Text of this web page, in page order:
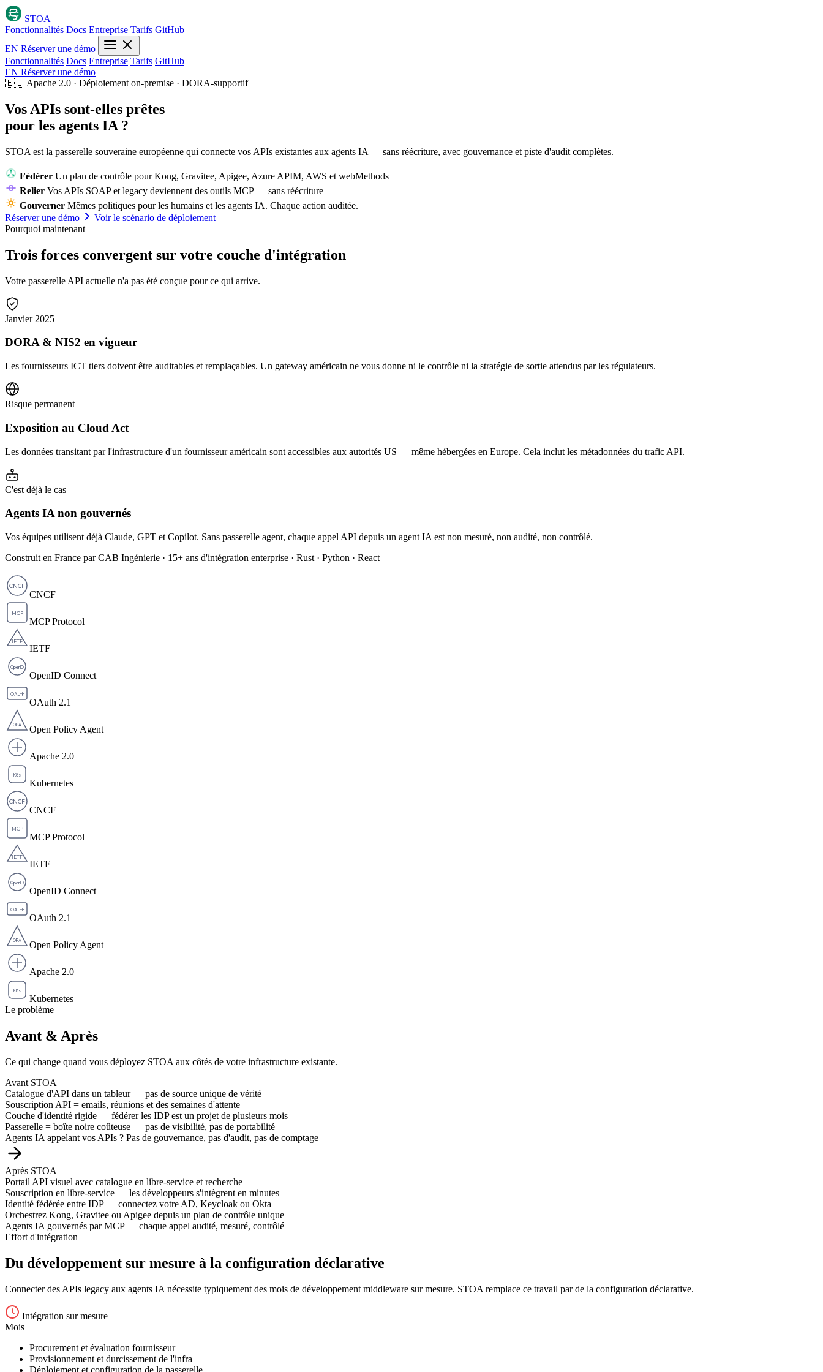
STOA
Fonctionnalités Docs Entreprise Tarifs GitHub
EN Réserver une démo
Fonctionnalités Docs Entreprise Tarifs GitHub
EN Réserver une démo
🇪🇺 Apache 2.0 · Déploiement on-premise · DORA-supportif
Vos APIs sont-elles prêtes
pour les agents IA ?
STOA est la passerelle souveraine européenne qui connecte vos APIs existantes aux agents IA — sans réécriture, avec gouvernance et piste d'audit complètes.
Fédérer Un plan de contrôle pour Kong, Gravitee, Apigee, Azure APIM, AWS et webMethods
Relier Vos APIs SOAP et legacy deviennent des outils MCP — sans réécriture
Gouverner Mêmes politiques pour les humains et les agents IA. Chaque action auditée.
Réserver une démo
Voir le scénario de déploiement
Pourquoi maintenant
Trois forces convergent sur votre couche d'intégration
Votre passerelle API actuelle n'a pas été conçue pour ce qui arrive.
Janvier 2025
DORA & NIS2 en vigueur
Les fournisseurs ICT tiers doivent être auditables et remplaçables. Un gateway américain ne vous donne ni le contrôle ni la stratégie de sortie attendus par les régulateurs.
Risque permanent
Exposition au Cloud Act
Les données transitant par l'infrastructure d'un fournisseur américain sont accessibles aux autorités US — même hébergées en Europe. Cela inclut les métadonnées du trafic API.
C'est déjà le cas
Agents IA non gouvernés
Vos équipes utilisent déjà Claude, GPT et Copilot. Sans passerelle agent, chaque appel API depuis un agent IA est non mesuré, non audité, non contrôlé.
Construit en France par CAB Ingénierie · 15+ ans d'intégration enterprise · Rust · Python · React
CNCF
CNCF
MCP
MCP Protocol
IETF
IETF
OpenID
OpenID Connect
OAuth
OAuth 2.1
OPA Open Policy Agent
Apache 2.0
K8s
Kubernetes
CNCF
CNCF
MCP
MCP Protocol
IETF
IETF
OpenID
OpenID Connect
OAuth
OAuth 2.1
OPA Open Policy Agent
Apache 2.0
K8s
Kubernetes
Le problème
Avant & Après
Ce qui change quand vous déployez STOA aux côtés de votre infrastructure existante.
Avant STOA
Catalogue d'API dans un tableur — pas de source unique de vérité
Souscription API = emails, réunions et des semaines d'attente
Couche d'identité rigide — fédérer les IDP est un projet de plusieurs mois
Passerelle = boîte noire coûteuse — pas de visibilité, pas de portabilité
Agents IA appelant vos APIs ? Pas de gouvernance, pas d'audit, pas de comptage
Après STOA
Portail API visuel avec catalogue en libre-service et recherche
Souscription en libre-service — les développeurs s'intègrent en minutes
Identité fédérée entre IDP — connectez votre AD, Keycloak ou Okta
Orchestrez Kong, Gravitee ou Apigee depuis un plan de contrôle unique
Agents IA gouvernés par MCP — chaque appel audité, mesuré, contrôlé
Effort d'intégration
Du développement sur mesure à la configuration déclarative
Connecter des APIs legacy aux agents IA nécessite typiquement des mois de développement middleware sur mesure. STOA remplace ce travail par de la configuration déclarative.
Intégration sur mesure
Mois
Procurement et évaluation fournisseur
Provisionnement et durcissement de l'infra
Déploiement et configuration de la passerelle